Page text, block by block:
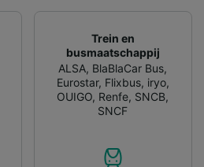
Trein en
busmaatschappij
ALSA, BlaBlaCar Bus,
Eurostar, Flixbus, iryo,
OUIGO, Renfe, SNCB,
SNCF